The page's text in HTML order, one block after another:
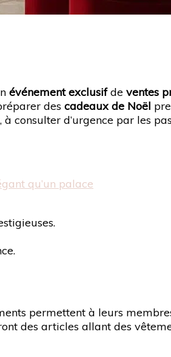
événement exclusifde ventes
des cadeaux de Noël
consulter d’urgence par les
qu’un palace
permettent à leurs
des articles allant des